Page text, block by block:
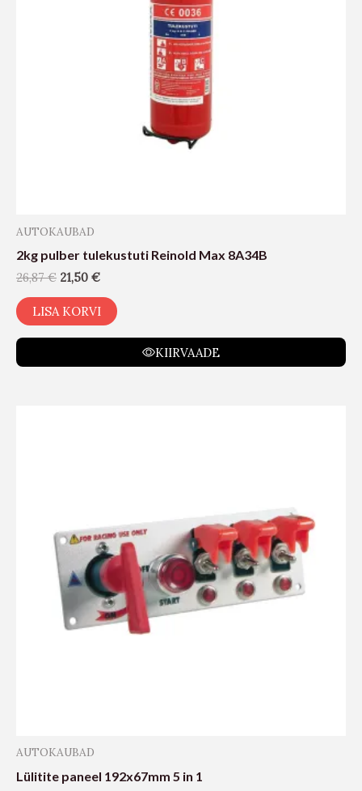
AUTOKAUBAD
2kg pulber tulekustuti Reinold Max 8A34B
26,87€ 21,50 €
LISA KORVI
KIIRVAADE
AUTOKAUBAD
Lülitite paneel 192x67mm 5 in 1